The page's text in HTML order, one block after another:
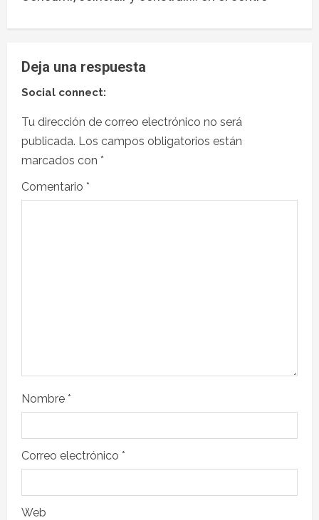
Deja una respuesta
Social connect:
Tu dirección de correo electrónico no será
publicada. Los campos obligatorios están
marcados con *
Comentario *
Nombre *
Correo electrónico *
Web